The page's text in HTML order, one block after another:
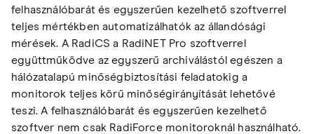
felhasználóbarát és egyszerűen kezelhető szoftverrel
teljes mértékben automatizálhatók az állandósági
mérések. A RadiCS a RadiNET Pro szoftverrel
együttműködve az egyszerű archiválástól egészen a
hálózatalapú minőségbiztosítási feladatokig a
monitorok teljes körű minőségirányítását lehetővé
teszi. A felhasználóbarát és egyszerűen kezelhető
szoftver nem csak RadiForce monitoroknál használható.